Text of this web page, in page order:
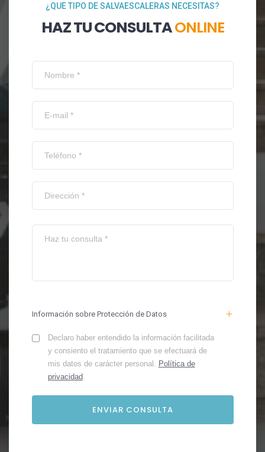
¿QUE TIPO DE SALVAESCALERAS NECESITAS?
HAZ TU CONSULTAONLINE
Información sobre Protección de Datos
Declaro haber entendido la información facilitada
y consiento el tratamiento que se efectuará de
mis datos de carácter personal. Política de
privacidad.